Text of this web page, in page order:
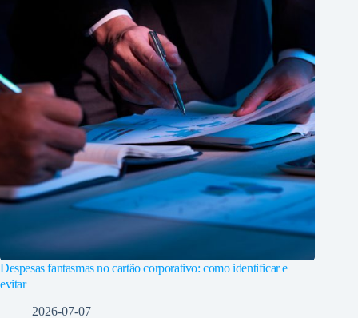
Despesas fantasmas no cartão corporativo: como identificar e
evitar
2026-07-07